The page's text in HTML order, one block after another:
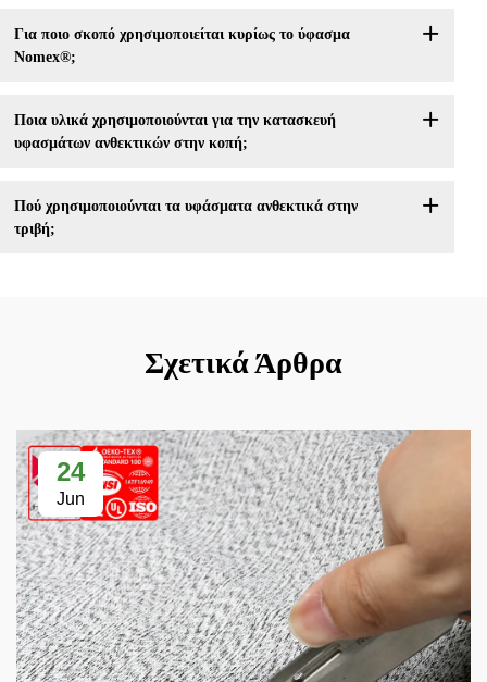
Για ποιο σκοπό χρησιμοποιείται κυρίως το ύφασμα
Nomex®;
Ποια υλικά χρησιμοποιούνται για την κατασκευή
υφασμάτων ανθεκτικών στην κοπή;
Πού χρησιμοποιούνται τα υφάσματα ανθεκτικά στην
τριβή;
Σχετικά Άρθρα
24
Jun